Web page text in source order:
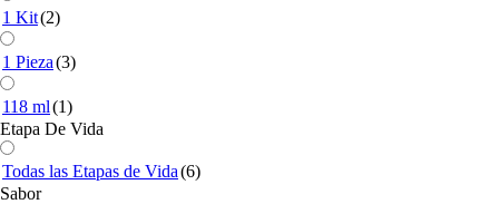
1 Kit(2)
1 Pieza(3)
118 ml(1)
Etapa De Vida
Todas las Etapas de Vida(6)
Sabor